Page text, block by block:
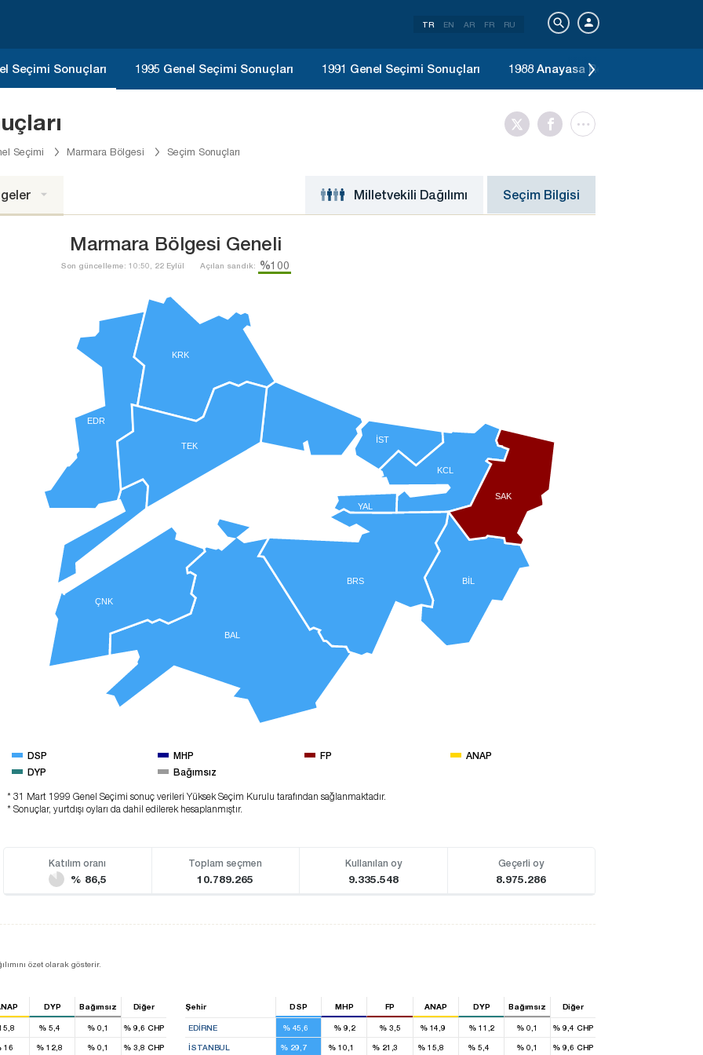
TR EN AR FR RU
Seçimi Sonuçları 1995 Genel Seçimi Sonuçları 1991 Genel Seçimi Sonuçları 1988 Anayasa Referandumu
Seçimi Marmara Bölgesi Seçim Sonuçları
Milletvekili Dağılımı Seçim Bilgisi
Marmara Bölgesi Geneli
Son güncelleme: 10:50, 22 Eylül Açılan sandık: %100
BAL
BİL
BRS
ÇNK
EDR
İST
KRK
KCL
SAK
TEK
YAL
DSP MHP FP
ANAP
DYP
Bağımsız
* 31 Mart 1999 Genel Seçimi sonuç verileri Yüksek Seçim Kurulu tarafından sağlanmaktadır.
* Sonuçlar, yurtdışı oyları da dahil edilerek hesaplanmıştır.
Katılım oranı
% 86,5
Toplam seçmen
10.789.265
Kullanılan oy
9.335.548
Geçerli oy
8.975.286
özet olarak gösterir.
DYP Bağımsız Diğer Şehir DSP MHP FP ANAP DYP Bağımsız Diğer
14
%5,4
3
% 0,1 % 9,6 CHP
16 %12,8 % 0,1 % 3,8 CHP
EDIRNE %45,6 %9,2 % 3,5 %14,9 %11,2 % 0,1 % 9,4 CHP
İSTANBUL % 29,7 %10,1 %21,3 % 15,8 %5,4
3
% 0,1 % 9,6 CHP